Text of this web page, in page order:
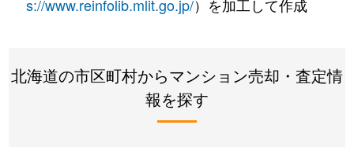
s://www.reinfolib.mlit.go.jp/）を加工して作成
北海道の市区町村からマンション売却・査定情
報を探す